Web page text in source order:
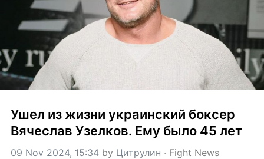
Ушел из жизни украинский боксер
Вячеслав Узелков. Ему было 45 лет
09 Nov 2024, 15:34 by Цитрулин · Fight News